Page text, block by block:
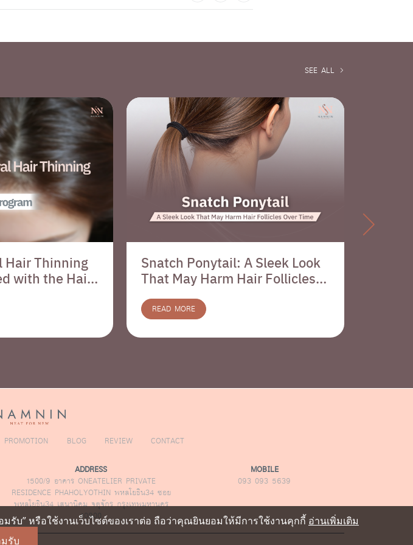
SEE ALL 
Hair Thinning
with the Hair
Snatch Ponytail: A Sleek Look
That May Harm Hair Follicles
Over Time
READ MORE
PROMOTION BLOG REVIEW CONTACT
ADDRESS
1500/9 อาคาร ONEATELIER PRIVATE
RESIDENCE PHAHOLYOTHIN พหลโยธิน34 ซอย
พหลโยธิน34 เสนานิคม จตุจักร กรุงเทพมหานคร
10900
MOBILE
093 093 5639
รับ” หรือใช้งานเว็บไซต์ของเราต่อ ถือว่าคุณยินยอมให้มีการใช้งานคุกกี้ อ่านเพิ่มเติม
รับ